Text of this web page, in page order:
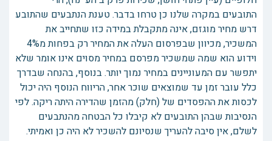
התובעים במקרה שלנו כן טרחו בדבר. טענת הנתבעים שהתובע
דרש מחיר מוגזם, אינה מתקבלת במידה כזו שתחייב את
המשכיר, מכיוון שבפרסום העלה את המחיר רק בפחות מ4%
וידוע הוא שמה שמשכיר מפרסם במחיר מסוים אינו אומר שלא
יתפשר עם המעוניינים במחיר נמוך יותר. בנוסף, בהנחה שבדרך
כלל עובר זמן עד שמוצאים שוכר אחר, הריווח הנוסף היה יכול
לכסות את ההפסדים של (חלק) מהזמן שהדירה היתה ריקה. לפי
הנסיבות שבהן התובעים לא קיבלו כל הבטחה מהנתבעים
לשלם, אין סיבה להעריך שנסיונם להשכיר לא היה כן ואמיתי.